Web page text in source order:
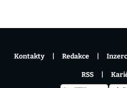
Kontakty Redakce
RSS